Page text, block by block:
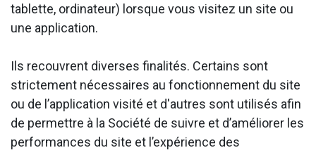
tablette, ordinateur) lorsque vous visitez un site ou
une application.
Ils recouvrent diverses finalités. Certains sont
strictement nécessaires au fonctionnement du site
ou de l’application visité et d'autres sont utilisés afin
de permettre à la Société de suivre et d’améliorer les
performances du site et l’expérience des